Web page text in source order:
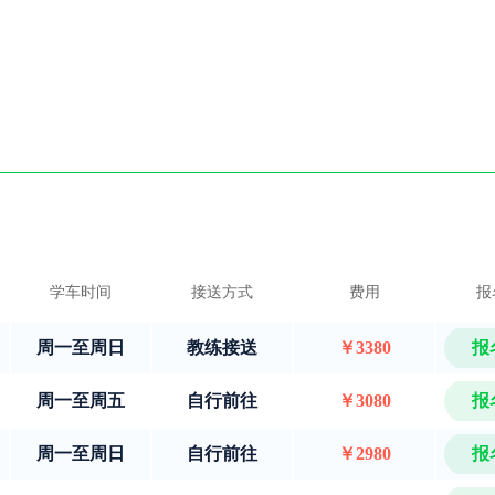
学车时间 接送方式 费用 报
周一至周日 教练接送 ￥3380 报
周一至周五 自行前往 ￥3080 报
周一至周日 自行前往 ￥2980 报